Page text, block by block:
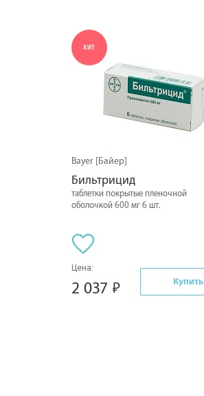
ХИТ
Bayer [Байер]
Бильтрицид
таблетки покрытые пленочной
оболочкой 600 мг 6 шт.
Цена:
2 037 Купить